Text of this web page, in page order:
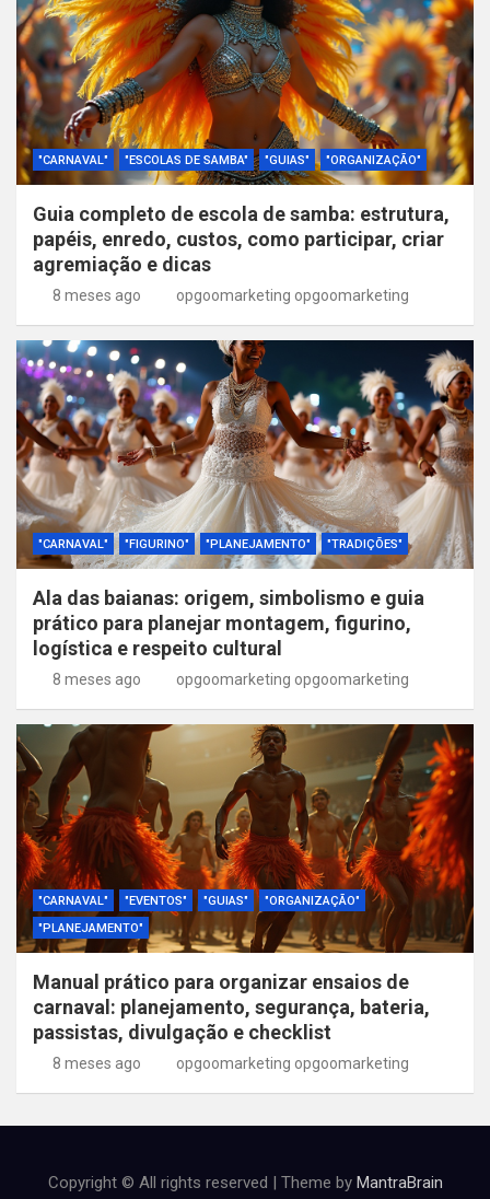
"CARNAVAL" "ESCOLAS DE SAMBA" "GUIAS" "ORGANIZAÇÃO"
Guia completo de escola de samba: estrutura,
papéis, enredo, custos, como participar, criar
agremiação e dicas
8 meses ago opgoomarketing opgoomarketing
"CARNAVAL" "FIGURINO" "PLANEJAMENTO" "TRADIÇÕES"
Ala das baianas: origem, simbolismo e guia
prático para planejar montagem, figurino,
logística e respeito cultural
8 meses ago opgoomarketing opgoomarketing
"CARNAVAL" "EVENTOS" "GUIAS"
"ORGANIZAÇÃO"
"PLANEJAMENTO"
Manual prático para organizar ensaios de
carnaval: planejamento, segurança, bateria,
passistas, divulgação e checklist
8 meses ago opgoomarketing opgoomarketing
Copyright © All rights reserved | Theme by MantraBrain